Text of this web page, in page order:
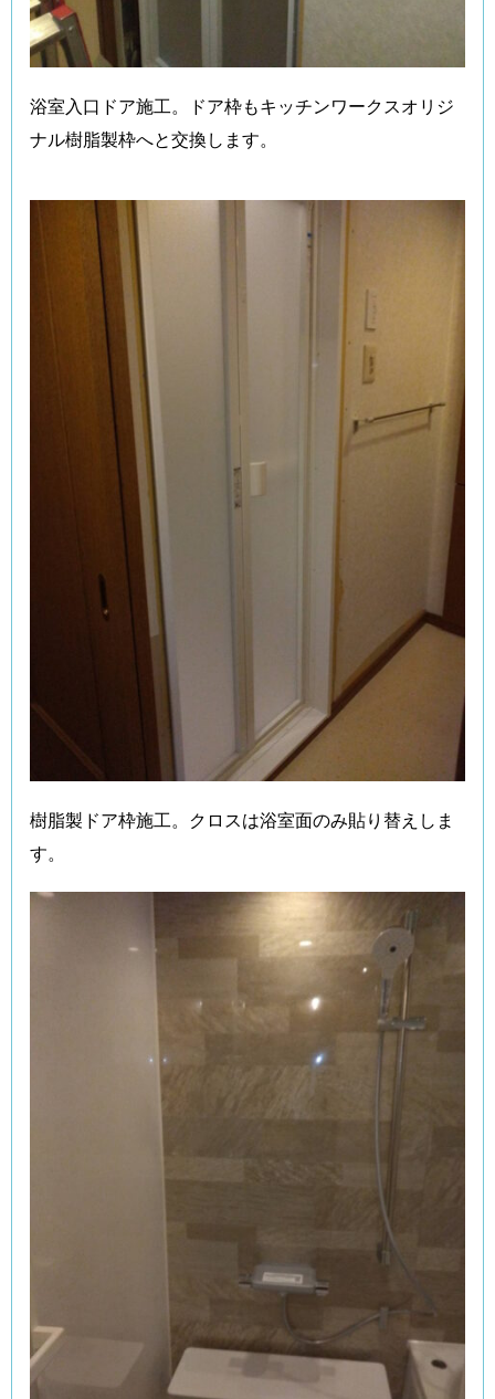
浴室入口ドア施工。ドア枠もキッチンワークスオリジ
ナル樹脂製枠へと交換します。
樹脂製ドア枠施工。クロスは浴室面のみ貼り替えしま
す。